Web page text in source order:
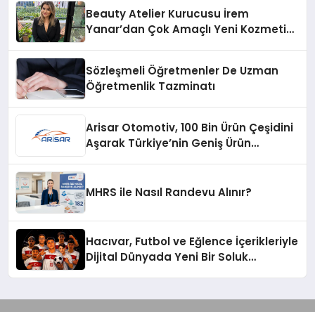
Beauty Atelier Kurucusu İrem
Yanar’dan Çok Amaçlı Yeni Kozmetik
Sözleşmeli Öğretmenler De Uzman
Öğretmenlik Tazminatı
Arisar Otomotiv, 100 Bin Ürün Çeşidini
Aşarak Türkiye’nin Geniş Ürün
MHRS ile Nasıl Randevu Alınır?
Hacıvar, Futbol ve Eğlence İçerikleriyle
Dijital Dünyada Yeni Bir Soluk